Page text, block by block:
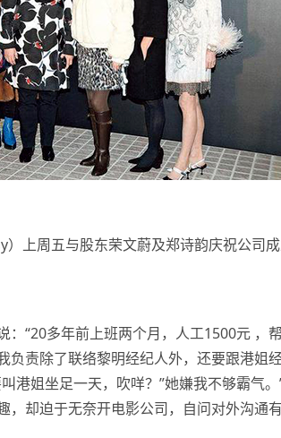
上周五与股东荣文蔚及郑诗韵庆祝公司
“20多年前上班两个月，人工1500元 ，
责除了联络黎明经纪人外，还要跟港姐
港姐坐足一天，吹咩？”她嫌我不够霸气
却迫于无奈开电影公司，自问对外沟通